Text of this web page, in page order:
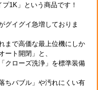
プ1K」という商品です！
グイグイ急増しておりま
まで高価な最上位機にしか
ート開閉」と、
クローズ洗浄」を標準装備
ちバブル」や汚れにくい有